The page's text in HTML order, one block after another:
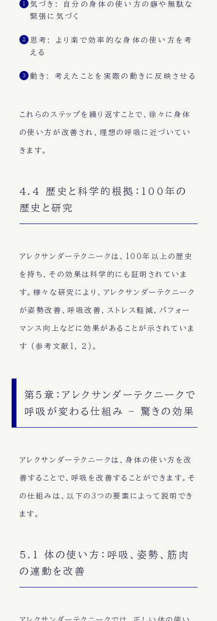
気づき : 自分の身体の使い方の癖や無駄な
緊張に気づく
思考 : より楽で効率的な身体の使い方を考
える
動き : 考えたことを実際の動きに反映させる
これらのステップを繰り返すことで、徐々に身体
の使い方が改善され、理想の呼吸に近づいてい
きます。
4.4 歴史と科学的根拠：100年の
歴史と研究
アレクサンダーテクニークは、100年以上の歴史
を持ち、その効果は科学的にも証明されていま
す。様々な研究により、アレクサンダーテクニーク
が姿勢改善、呼吸改善、ストレス軽減、パフォー
マンス向上 などに効果があることが示されていま
す (参考文献1, 2)。
第5章：アレクサンダーテクニークで
呼吸が変わる仕組み – 驚きの効果
アレクサンダーテクニークは、 身体の使い方を改
善することで、呼吸を改善する ことができます。そ
の仕組みは、以下の3つの要素によって説明でき
ます。
5.1 体の使い方：呼吸、姿勢、筋肉
の連動を改善